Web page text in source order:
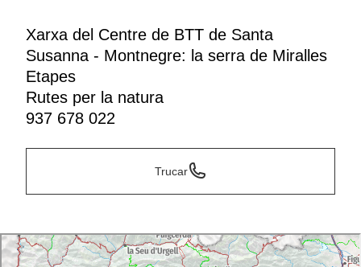
Xarxa del Centre de BTT de Santa
Susanna - Montnegre: la serra de Miralles
Etapes
Rutes per la natura
937 678 022
Trucar